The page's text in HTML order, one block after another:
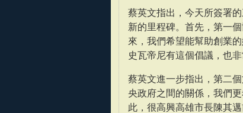
蔡英文指出，今天所簽署
新的里程碑。首先，第一
來，我們希望能幫助創業
史瓦帝尼有這個倡議，也
蔡英文進一步指出，第二
央政府之間的關係，我們
此，很高興高雄市長陳其